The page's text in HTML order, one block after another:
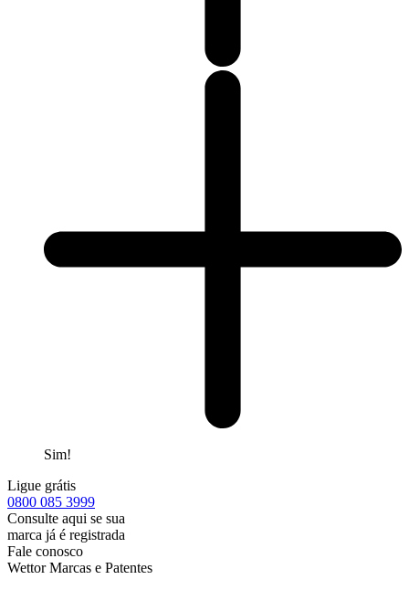
Sim!
Ligue grátis
0800 085 3999
Consulte aqui se sua
marca já é registrada
Fale conosco
Wettor Marcas e Patentes